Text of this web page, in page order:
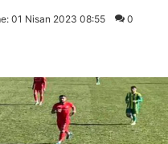
01 Nisan 2023 08:55 0